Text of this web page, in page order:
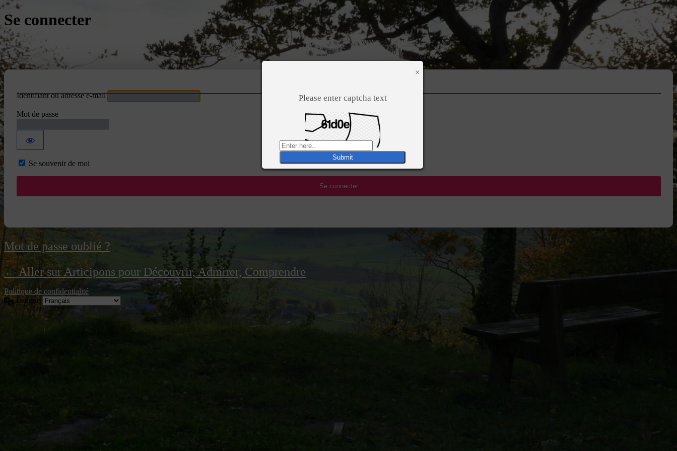
×
Please enter captcha text
Se connecter
Identifiant ou adresse e-mail
Mot de passe
Se souvenir de moi
Mot de passe oublié ?
← Aller sur Articipons pour Découvrir, Admirer, Comprendre
Politique de confidentialité
Langue